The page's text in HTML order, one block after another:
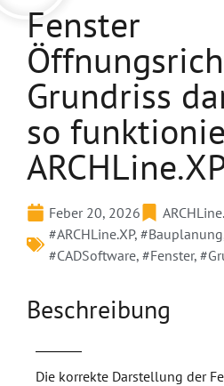
Fenster
Grundriss
so
Feber 20, 2026
#ARCHLine.XP, #Bauplanung
#CADSoftware, #Fenster,
Beschreibung
Die korrekte Darstellung der